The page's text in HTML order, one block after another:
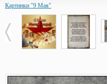
Картинки "9 Мая"